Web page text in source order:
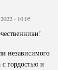
- 10:05
независимого
гордостью и